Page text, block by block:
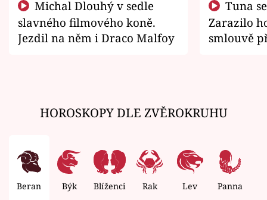
slavného filmového koně.
Jezdil na něm i Draco Malfoy
Zarazilo
smlouvě
HOROSKOPY DLE ZVĚROKRUHU
Beran Býk Blíženci Rak Lev Panna